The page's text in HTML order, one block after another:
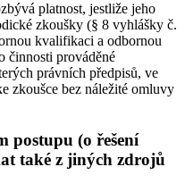
platnost, jestliže jeho
zkoušky (§ 8 vyhlášky č.
kvalifikaci a odbornou
činnosti prováděné
právních předpisů, ve
zkoušce bez náležité omluvy
postupu (o řešení
také z jiných zdrojů